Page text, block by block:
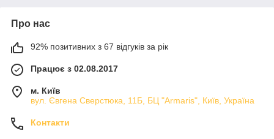
Про нас
92% позитивних з 67 відгуків за рік
Працює з 02.08.2017
м. Київ
вул. Євгена Сверстюка, 11Б, БЦ "Armaris", Київ, Україна
Контакти